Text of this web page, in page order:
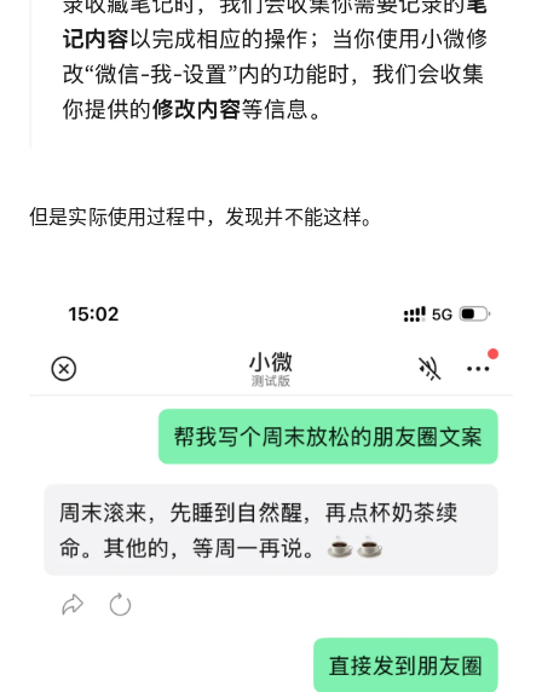
但是实际使用过程中，发现并不能这样。